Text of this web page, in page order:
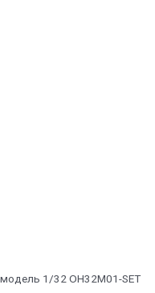
1/32 OH32M01-SET